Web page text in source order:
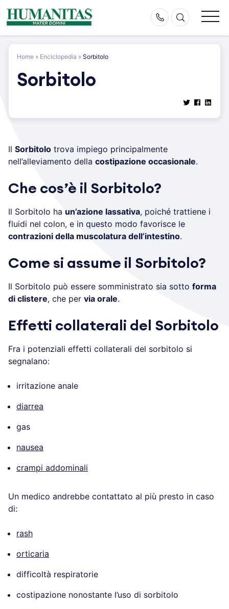
Skip
to
Home » Enciclopedia » Sorbitolo
Sorbitolo
Il Sorbitolo trova impiego principalmente
nell’alleviamento della costipazione occasionale.
Che cos’è il Sorbitolo?
Il Sorbitolo ha un’azione lassativa, poiché trattiene i
fluidi nel colon, e in questo modo favorisce le
contrazioni della muscolatura dell’intestino.
Come si assume il Sorbitolo?
Il Sorbitolo può essere somministrato sia sotto forma
di clistere, che per via orale.
Effetti collaterali del Sorbitolo
Fra i potenziali effetti collaterali del sorbitolo si
segnalano:
irritazione anale
diarrea
gas
nausea
crampi addominali
Un medico andrebbe contattato al più presto in caso
di:
rash
orticaria
difficoltà respiratorie
costipazione nonostante l’uso di sorbitolo